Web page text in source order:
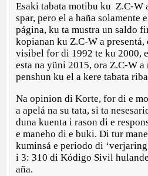
Esaki tabata motibu ku Z.C-W
spar, pero el a haña solamente
página, ku ta mustra un saldo
kopianan ku Z.C-W a presentá,
visibel for di 1992 te ku 2000,
esta na yüni 2015, ora Z.C-W
penshun ku el a kere tabata
Na opinion di Korte, for di e
a apelá na su tata, si ta
duna kuenta i rason di e
e maneho di e buki. Di tur
kuminsá e periodo di
i 3: 310 di Kódigo Sivil
aña.